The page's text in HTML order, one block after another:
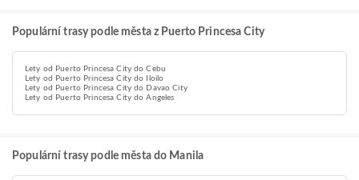
Populární trasy podle města z Puerto Princesa City
Lety od Puerto Princesa City do Cebu
Lety od Puerto Princesa City do Iloilo
Lety od Puerto Princesa City do Davao City
Lety od Puerto Princesa City do Angeles
Populární trasy podle města do Manila